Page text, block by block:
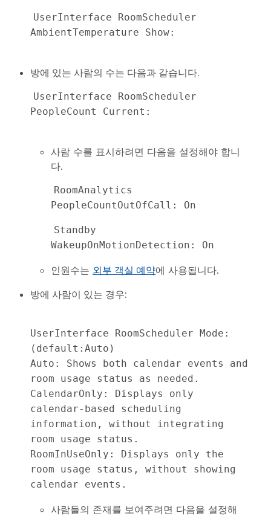
UserInterface RoomScheduler
AmbientTemperature Show:
방에 있는 사람의 수는 다음과 같습니다.
UserInterface RoomScheduler
PeopleCount Current:
사람 수를 표시하려면 다음을 설정해야 합니
다.
RoomAnalytics
PeopleCountOutOfCall: On
Standby
WakeupOnMotionDetection: On
인원수는 외부 객실 예약에 사용됩니다.
방에 사람이 있는 경우:
UserInterface RoomScheduler Mode:
(default:Auto)
Auto: Shows both calendar events and
room usage status as needed.
CalendarOnly: Displays only
calendar-based scheduling
information, without integrating
room usage status.
RoomInUseOnly: Displays only the
room usage status, without showing
사람들의 존재를 보여주려면 다음을 설정해